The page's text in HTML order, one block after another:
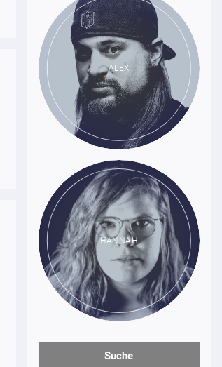
ALEX
HANNAH
Suche